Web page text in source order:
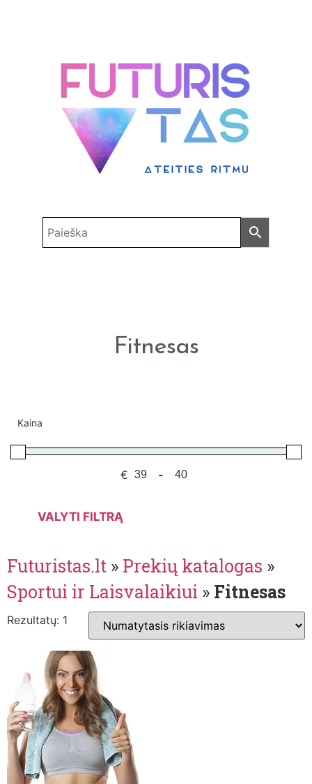
Fitnesas
Kaina
€ -
VALYTI FILTRĄ
Futuristas.lt » Prekių katalogas »
Sportui ir Laisvalaikiui » Fitnesas
Rezultatų: 1